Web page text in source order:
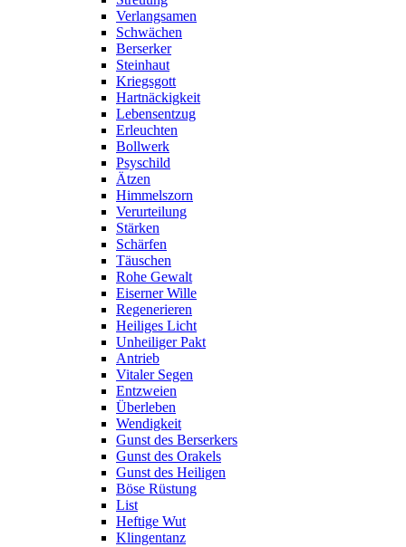
Verlangsamen
Schwächen
Berserker
Steinhaut
Kriegsgott
Hartnäckigkeit
Lebensentzug
Erleuchten
Bollwerk
Psyschild
Ätzen
Himmelszorn
Verurteilung
Stärken
Schärfen
Täuschen
Rohe Gewalt
Eiserner Wille
Regenerieren
Heiliges Licht
Unheiliger Pakt
Antrieb
Vitaler Segen
Entzweien
Überleben
Wendigkeit
Gunst des Berserkers
Gunst des Orakels
Gunst des Heiligen
Böse Rüstung
List
Heftige Wut
Klingentanz